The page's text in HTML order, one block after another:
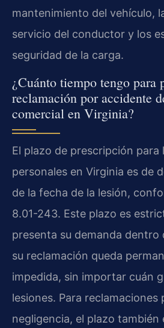
mantenimiento del vehículo,
servicio del conductor y los
seguridad de la carga.
¿Cuánto tiempo tengo para
reclamación por accidente
comercial en Virginia?
El plazo de prescripción para
personales en Virginia es de
de la fecha de la lesión,
8.01-243. Este plazo es
presenta su demanda dentro
su reclamación queda
impedida, sin importar cuán
lesiones. Para
negligencia, el plazo también